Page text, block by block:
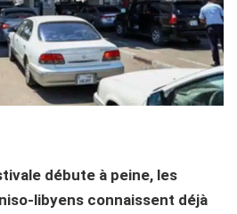
débute à peine, les
libyens connaissent déjà